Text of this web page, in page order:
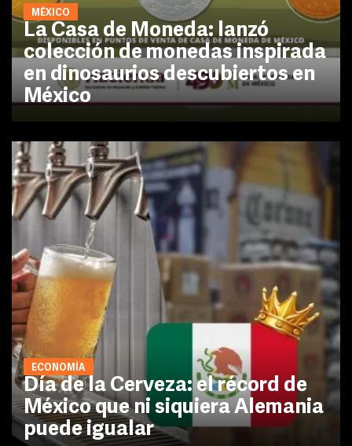
MÉXICO
La Casa de Moneda: lanzó
colección de monedas inspirada
en dinosaurios descubiertos en
México
ECONOMÍA
Día de la Cerveza: el récord de
México que ni siquiera Alemania
puede igualar